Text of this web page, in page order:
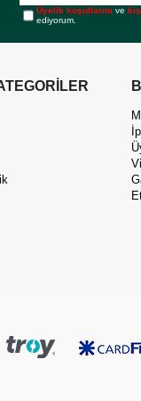
Üyelik koşullarını ve
ediyorum.